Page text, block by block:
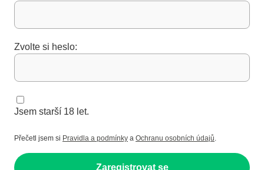
Zvolte si heslo:
Jsem starší 18 let.
Přečetl jsem si Pravidla a podmínky a Ochranu osobních údajů.
Zaregistrovat se